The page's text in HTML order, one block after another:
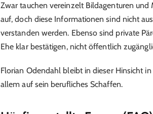
Zwar tauchen vereinzelt Bildagenturen und
auf, doch diese Informationen sind nicht
verstanden werden. Ebenso sind private
Ehe klar bestätigen, nicht öffentlich
Florian Odendahl bleibt in dieser Hinsicht
allem auf sein berufliches Schaffen.